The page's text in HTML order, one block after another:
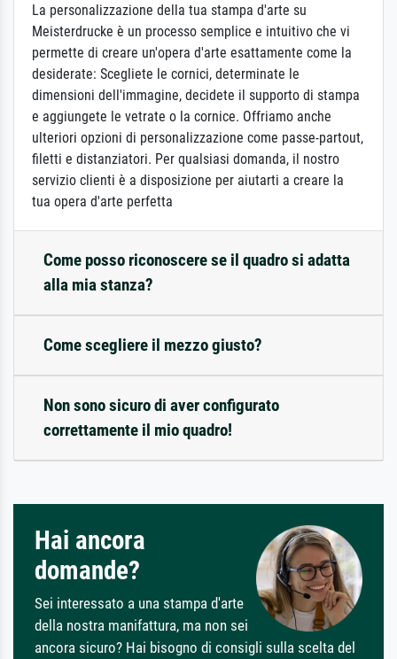
La personalizzazione della tua stampa d'arte su
Meisterdrucke è un processo semplice e intuitivo che vi
permette di creare un'opera d'arte esattamente come la
desiderate: Scegliete le cornici, determinate le
dimensioni dell'immagine, decidete il supporto di stampa
e aggiungete le vetrate o la cornice. Offriamo anche
ulteriori opzioni di personalizzazione come passe-partout,
filetti e distanziatori. Per qualsiasi domanda, il nostro
servizio clienti è a disposizione per aiutarti a creare la
tua opera d'arte perfetta
Come posso riconoscere se il quadro si adatta
alla mia stanza?
Come scegliere il mezzo giusto?
Non sono sicuro di aver configurato
correttamente il mio quadro!
Hai ancora
domande?
Sei interessato a una stampa d'arte
della nostra manifattura, ma non sei
ancora sicuro? Hai bisogno di consigli sulla scelta del